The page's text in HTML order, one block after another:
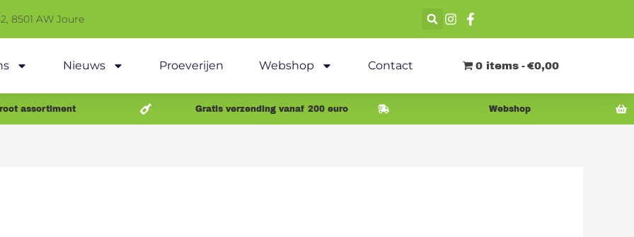
8501 AW Joure
Nieuws Proeverijen Webshop Contact 0 items €0,00
assortiment Gratis verzending vanaf 200 euro Webshop